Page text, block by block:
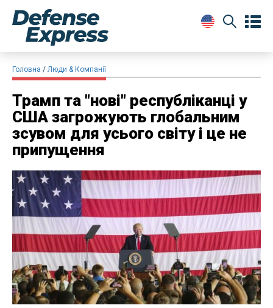
Головна Люди & Компанії
Трамп та "нові" республіканці у
США загрожують глобальним
зсувом для усього світу і це не
припущення